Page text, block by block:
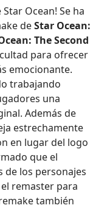
Ocean! Se ha
deStar Ocean:
The Second
para ofrecer
emocionante.
trabajando
una
Además de
estrechamente
en lugar del logo
que el
de los personajes
remaster para
también